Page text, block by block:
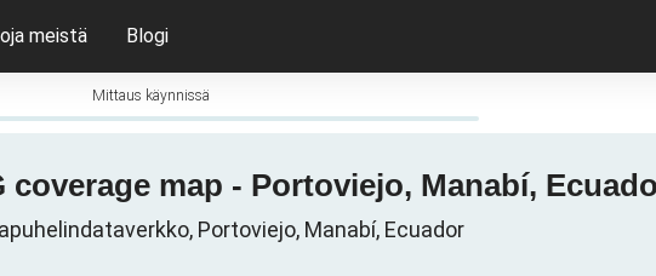
meistä Blogi
Mittaus käynnissä
coverage map - Portoviejo, Manabí,
Portoviejo, Manabí, Ecuador